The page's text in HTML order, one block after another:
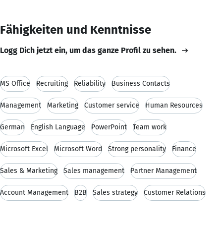
Fähigkeiten und Kenntnisse
Logg Dich jetzt ein, um das ganze Profil zu sehen.
MS Office Recruiting Reliability Business Contacts
Management Marketing Customer service Human Resources
German English Language PowerPoint Team work
Microsoft Excel Microsoft Word Strong personality Finance
Sales & Marketing Sales management Partner Management
Account Management B2B Sales strategy Customer Relations